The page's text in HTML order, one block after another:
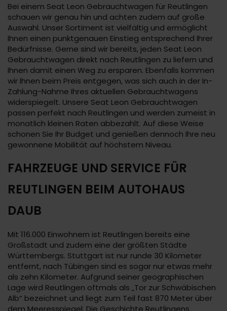
Bei einem Seat Leon Gebrauchtwagen für Reutlingen
schauen wir genau hin und achten zudem auf große
Auswahl. Unser Sortiment ist vielfältig und ermöglicht
Ihnen einen punktgenauen Einstieg entsprechend Ihrer
Bedürfnisse. Gerne sind wir bereits, jeden Seat Leon
Gebrauchtwagen direkt nach Reutlingen zu liefern und
Ihnen damit einen Weg zu ersparen. Ebenfalls kommen
wir Ihnen beim Preis entgegen, was sich auch in der In-
Zahlung-Nahme Ihres aktuellen Gebrauchtwagens
widerspiegelt. Unsere Seat Leon Gebrauchtwagen
passen perfekt nach Reutlingen und werden zumeist in
monatlich kleinen Raten abbezahlt. Auf diese Weise
schonen Sie Ihr Budget und genießen dennoch Ihre neu
gewonnene Mobilität auf höchstem Niveau.
FAHRZEUGE UND SERVICE FÜR
REUTLINGEN BEIM AUTOHAUS
DAUB
Mit 116.000 Einwohnern ist Reutlingen bereits eine
Großstadt und zudem eine der größten Städte
Württembergs. Stuttgart ist nur runde 30 Kilometer
entfernt, nach Tübingen sind es sogar nur etwas mehr
als zehn Kilometer. Aufgrund seiner geographischen
Lage wird Reutlingen oftmals als „Tor zur Schwäbischen
Alb“ bezeichnet und liegt zum Teil fast 870 Meter über
dem Meeresspiegel. Die Geschichte Reutlingens